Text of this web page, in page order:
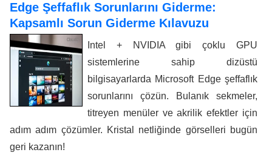
Edge Şeffaflık Sorunlarını Giderme:
Kapsamlı Sorun Giderme Kılavuzu
Intel + NVIDIA gibi çoklu GPU
sistemlerine sahip dizüstü
bilgisayarlarda Microsoft Edge şeffaflık
sorunlarını çözün. Bulanık sekmeler,
titreyen menüler ve akrilik efektler için
adım adım çözümler. Kristal netliğinde görselleri bugün
geri kazanın!